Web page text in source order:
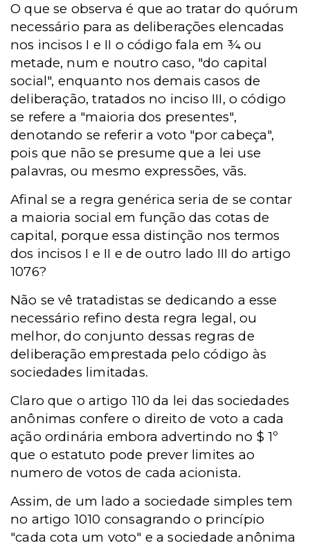
O que se observa é que ao tratar do quórum
necessário para as deliberações elencadas
nos incisos I e II o código fala em ¾ ou
metade, num e noutro caso, "do capital
social", enquanto nos demais casos de
deliberação, tratados no inciso III, o código
se refere a "maioria dos presentes",
denotando se referir a voto "por cabeça",
pois que não se presume que a lei use
palavras, ou mesmo expressões, vãs.
Afinal se a regra genérica seria de se contar
a maioria social em função das cotas de
capital, porque essa distinção nos termos
dos incisos I e II e de outro lado III do artigo
1076?
Não se vê tratadistas se dedicando a esse
necessário refino desta regra legal, ou
melhor, do conjunto dessas regras de
deliberação emprestada pelo código às
sociedades limitadas.
Claro que o artigo 110 da lei das sociedades
anônimas confere o direito de voto a cada
ação ordinária embora advertindo no $ 1º
que o estatuto pode prever limites ao
numero de votos de cada acionista.
Assim, de um lado a sociedade simples tem
no artigo 1010 consagrando o princípio
"cada cota um voto" e a sociedade anônima